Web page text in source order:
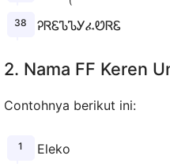
ᎮᏒᏋᏖᏖᎩፈᏬᏒᏋ
2. Nama FF Keren
Contohnya berikut ini:
Eleko